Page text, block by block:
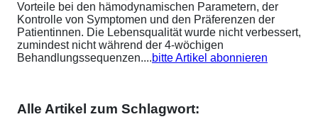
Vorteile bei den hämodynamischen Parametern, der
Kontrolle von Symptomen und den Präferenzen der
Patientinnen. Die Lebensqualität wurde nicht verbessert,
zumindest nicht während der 4-wöchigen
Behandlungssequenzen....bitte Artikel abonnieren
Alle Artikel zum Schlagwort: